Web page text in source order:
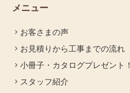
メニュー
お客さまの声
お見積りから工事までの流れ
小冊子・カタログプレゼント！
スタッフ紹介